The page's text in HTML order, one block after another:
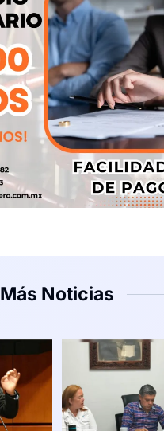
Más Noticias